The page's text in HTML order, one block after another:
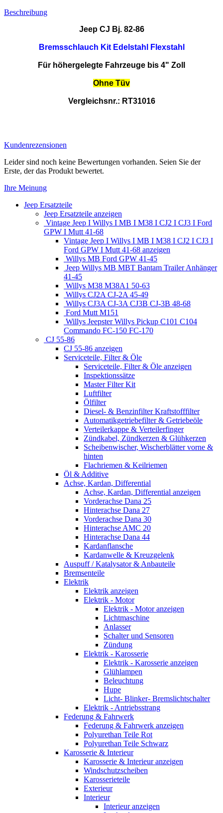
Beschreibung
Jeep CJ Bj. 82-86
Bremsschlauch Kit Edelstahl Flexstahl
Für höhergelegte Fahrzeuge bis 4" Zoll
Ohne Tüv
Vergleichsnr.: RT31016
Kundenrezensionen
Leider sind noch keine Bewertungen vorhanden. Seien Sie der
Erste, der das Produkt bewertet.
Ihre Meinung
Jeep Ersatzteile
Jeep Ersatzteile anzeigen
Vintage Jeep I Willys I MB I M38 I CJ2 I CJ3 I Ford
GPW I Mutt 41-68
Vintage Jeep I Willys I MB I M38 I CJ2 I CJ3 I
Ford GPW I Mutt 41-68 anzeigen
Willys MB Ford GPW 41-45
Jeep Willys MB MBT Bantam Trailer Anhänger
41-45
Willys M38 M38A1 50-63
Willys CJ2A CJ-2A 45-49
Willys CJ3A CJ-3A CJ3B CJ-3B 48-68
Ford Mutt M151
Willys Jeepster Willys Pickup C101 C104
Commando FC-150 FC-170
CJ 55-86
CJ 55-86 anzeigen
Serviceteile, Filter & Öle
Serviceteile, Filter & Öle anzeigen
Inspektionssätze
Master Filter Kit
Luftfilter
Ölfilter
Diesel- & Benzinfilter Kraftstofffilter
Automatikgetriebefilter & Getriebeöle
Verteilerkappe & Verteilerfinger
Zündkabel, Zündkerzen & Glühkerzen
Scheibenwischer, Wischerblätter vorne &
hinten
Flachriemen & Keilriemen
Öl & Additive
Achse, Kardan, Differential
Achse, Kardan, Differential anzeigen
Vorderachse Dana 25
Hinterachse Dana 27
Vorderachse Dana 30
Hinterachse AMC 20
Hinterachse Dana 44
Kardanflansche
Kardanwelle & Kreuzgelenk
Auspuff / Katalysator & Anbauteile
Bremsenteile
Elektrik
Elektrik anzeigen
Elektrik - Motor
Elektrik - Motor anzeigen
Lichtmaschine
Anlasser
Schalter und Sensoren
Zündung
Elektrik - Karosserie
Elektrik - Karosserie anzeigen
Glühlampen
Beleuchtung
Hupe
Licht- Blinker- Bremslichtschalter
Elektrik - Antriebsstrang
Federung & Fahrwerk
Federung & Fahrwerk anzeigen
Polyurethan Teile Rot
Polyurethan Teile Schwarz
Karosserie & Interieur
Karosserie & Interieur anzeigen
Windschutzscheiben
Karosserieteile
Exterieur
Interieur
Interieur anzeigen